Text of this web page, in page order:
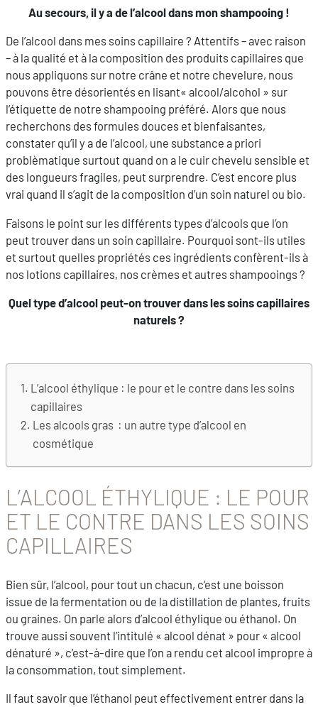
Au secours, il y a de l’alcool dans mon shampooing !
De l’alcool dans mes soins capillaire ? Attentifs – avec raison
– à la qualité et à la composition des produits capillaires que
nous appliquons sur notre crâne et notre chevelure, nous
pouvons être désorientés en lisant« alcool/alcohol » sur
l’étiquette de notre shampooing préféré. Alors que nous
recherchons des formules douces et bienfaisantes,
constater qu’il y a de l’alcool, une substance a priori
problèmatique surtout quand on a le cuir chevelu sensible et
des longueurs fragiles, peut surprendre. C’est encore plus
vrai quand il s’agit de la composition d’un soin naturel ou bio.
Faisons le point sur les différents types d’alcools que l’on
peut trouver dans un soin capillaire. Pourquoi sont-ils utiles
et surtout quelles propriétés ces ingrédients confèrent-ils à
nos lotions capillaires, nos crèmes et autres shampooings ?
Quel type d’alcool peut-on trouver dans les soins capillaires
naturels ?
L’alcool éthylique : le pour et le contre dans les soins
capillaires
Les alcools gras : un autre type d’alcool en
cosmétique
L’ALCOOL ÉTHYLIQUE : LE POUR
ET LE CONTRE DANS LES SOINS
CAPILLAIRES
Bien sûr, l’alcool, pour tout un chacun, c’est une boisson
issue de la fermentation ou de la distillation de plantes, fruits
ou graines. On parle alors d’alcool éthylique ou éthanol. On
trouve aussi souvent l’intitulé « alcool dénat » pour « alcool
dénaturé », c’est-à-dire que l’on a rendu cet alcool impropre à
la consommation, tout simplement.
Il faut savoir que l’éthanol peut effectivement entrer dans la